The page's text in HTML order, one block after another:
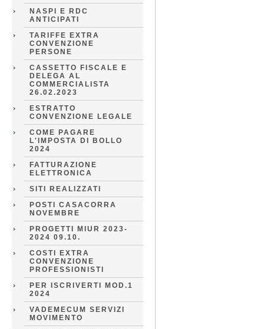
NASPI E RDC
ANTICIPATI
TARIFFE EXTRA
CONVENZIONE
PERSONE
CASSETTO FISCALE E
DELEGA AL
COMMERCIALISTA
26.02.2023
ESTRATTO
CONVENZIONE LEGALE
COME PAGARE
L'IMPOSTA DI BOLLO
2024
FATTURAZIONE
ELETTRONICA
SITI REALIZZATI
POSTI CASACORRA
NOVEMBRE
PROGETTI MIUR 2023-
2024 09.10.
COSTI EXTRA
CONVENZIONE
PROFESSIONISTI
PER ISCRIVERTI MOD.1
2024
VADEMECUM SERVIZI
MOVIMENTO